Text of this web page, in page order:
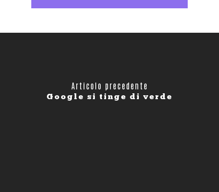
Articolo precedente
Google si tinge di verde